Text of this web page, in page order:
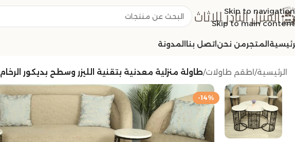
Skip to navigation
Skip to main content
المتجرمن نحن اتصل بنا المدونة
الرئيسية/ اطقم طاولات/طاولة منزلية معدنية بتقنية الليزر وسطح بديكور الرخام
-14%